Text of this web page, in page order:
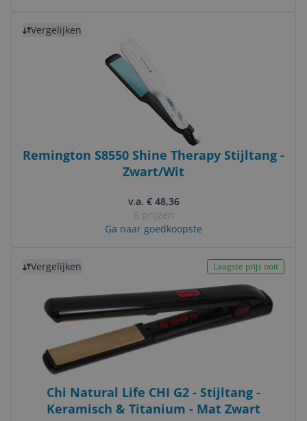
Vergelijken
Remington S8550 Shine Therapy Stijltang -
Zwart/Wit
v.a. € 48,36
6 prijzen
Ga naar goedkoopste
Vergelijken Laagste prijs ooit
Chi Natural Life CHI G2 - Stijltang -
Keramisch & Titanium - Mat Zwart